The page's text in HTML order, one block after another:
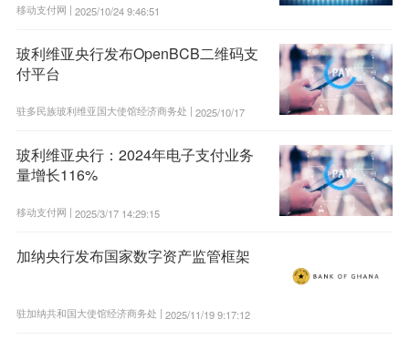
移动支付网 | 2025/10/24 9:46:51
玻利维亚央行发布OpenBCB二维码支
付平台
驻多民族玻利维亚国大使馆经济商务处 | 2025/10/17
玻利维亚央行：2024年电子支付业务
量增长116%
移动支付网 | 2025/3/17 14:29:15
加纳央行发布国家数字资产监管框架
驻加纳共和国大使馆经济商务处 | 2025/11/19 9:17:12